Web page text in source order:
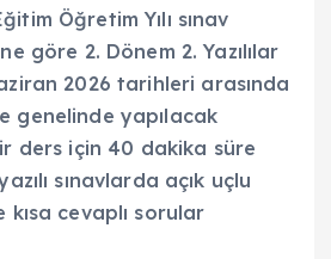
Öğretim Yılı sınav
göre 2. Dönem 2. Yazılılar
2026 tarihleri arasında
genelinde yapılacak
ders için 40 dakika süre
sınavlarda açık uçlu
kısa cevaplı sorular